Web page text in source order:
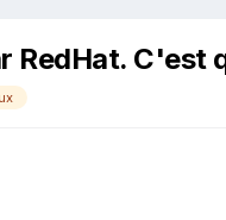
RedHat. C'est